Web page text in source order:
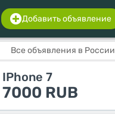
Добавить объявление
Все объявления в России
IPhone 7
7000 RUB